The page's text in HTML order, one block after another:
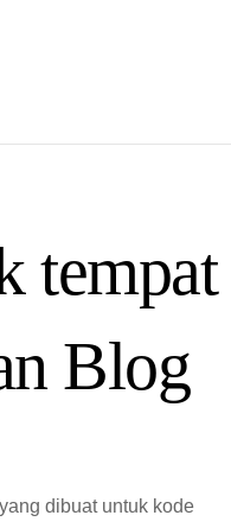
tempat
Blog
dibuat untuk kode